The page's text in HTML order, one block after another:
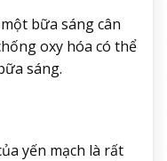
bữa sáng cân
oxy hóa có thể
sáng.
yến mạch là rất